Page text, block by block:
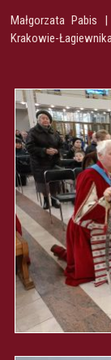
Małgorzata Pabis
Krakowie-